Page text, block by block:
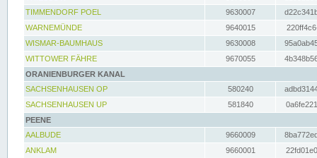
TIMMENDORF POEL
9630007
WARNEMÜNDE
9640015
WISMAR-BAUMHAUS
9630008
WITTOWER FÄHRE
9670055
ORANIENBURGER KANAL
SACHSENHAUSEN OP
580240
SACHSENHAUSEN UP
581840
PEENE
AALBUDE
9660009
ANKLAM
9660001